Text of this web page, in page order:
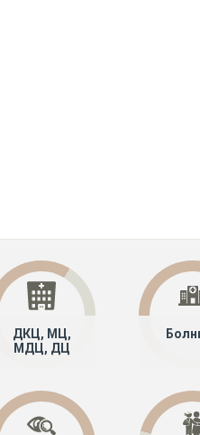
ДКЦ, МЦ,
МДЦ, ДЦ